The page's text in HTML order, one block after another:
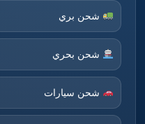
شحن بري
شحن بحري
شحن سيارات